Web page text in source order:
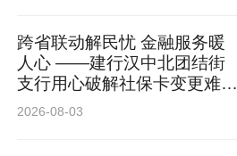
跨省联动解民忧 金融服务暖
人心 ——建行汉中北团结街
支行用心破解社保卡变更难题
获客户锦旗致谢
2026-08-03